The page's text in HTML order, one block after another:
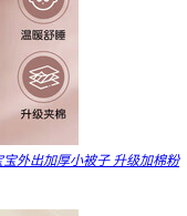
外出加厚小被子 升级加棉粉